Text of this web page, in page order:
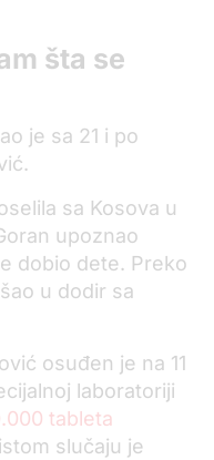
šta se
je sa 21 i po
sa Kosova u
upoznao
dobio dete. Preko
u dodir sa
osuđen je na 11
laboratoriji
tableta
slučaju je